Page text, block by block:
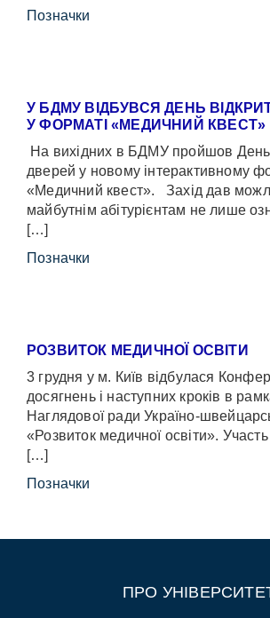
Позначки
У БДМУ ВІДБУВСЯ ДЕНЬ
У ФОРМАТІ «МЕДИЧНИЙ КВЕСТ»
На вихідних в БДМУ пройшов День
дверей у новому інтерактивному
«Медичний квест». Захід дав
майбутнім абітурієнтам не лише
[…]
Позначки
РОЗВИТОК МЕДИЧНОЇ ОСВІТИ
3 грудня у м. Київ відбулася
досягнень і наступних кроків в
Наглядової ради Україно-
«Розвиток медичної освіти». Участь
[…]
Позначки
ПРО